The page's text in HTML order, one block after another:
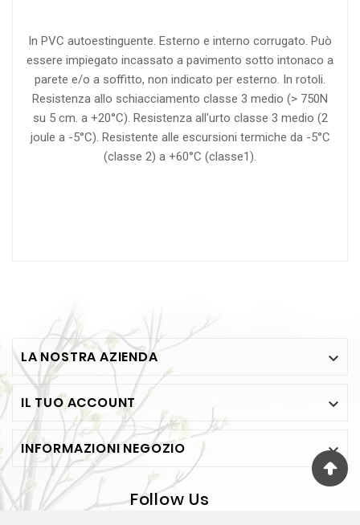
In PVC autoestinguente. Esterno e interno corrugato. Può
essere impiegato incassato a pavimento sotto intonaco a
parete e/o a soffitto, non indicato per esterno. In rotoli.
Resistenza allo schiacciamento classe 3 medio (> 750N
su 5 cm. a +20°C). Resistenza all'urto classe 3 medio (2
joule a -5°C). Resistente alle escursioni termiche da -5°C
(classe 2) a +60°C (classe1).
LA NOSTRA AZIENDA 
IL TUO ACCOUNT 
INFORMAZIONI NEGOZIO 
Follow Us